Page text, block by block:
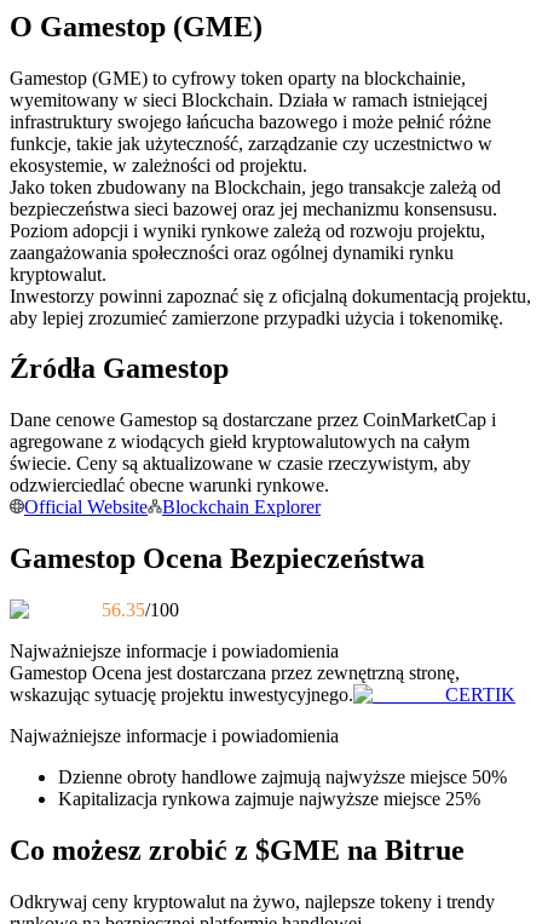
Kopiowanie Transakcji
Dołącz do najlepszych traderów
Zostań traderem kopiującym
Ciesz się podziałem zysków i prowizjami z kopiowania
transakcji
Informacja
Analiza Big Data, w tym informacje handlowe itp.
O Gamestop (GME)
Gamestop (GME) to cyfrowy token oparty na blockchainie,
wyemitowany w sieci Blockchain. Działa w ramach istniejącej
infrastruktury swojego łańcucha bazowego i może pełnić różne
funkcje, takie jak użyteczność, zarządzanie czy uczestnictwo w
ekosystemie, w zależności od projektu.
Jako token zbudowany na Blockchain, jego transakcje zależą od
bezpieczeństwa sieci bazowej oraz jej mechanizmu konsensusu.
Poziom adopcji i wyniki rynkowe zależą od rozwoju projektu,
zaangażowania społeczności oraz ogólnej dynamiki rynku
kryptowalut.
Inwestorzy powinni zapoznać się z oficjalną dokumentacją projektu,
aby lepiej zrozumieć zamierzone przypadki użycia i tokenomikę.
Źródła Gamestop
Dane cenowe Gamestop są dostarczane przez CoinMarketCap i
agregowane z wiodących giełd kryptowalutowych na całym
świecie. Ceny są aktualizowane w czasie rzeczywistym, aby
odzwierciedlać obecne warunki rynkowe.
Official Website
Blockchain Explorer
Gamestop Ocena Bezpieczeństwa
56.35/100
Najważniejsze informacje i powiadomienia
Gamestop Ocena jest dostarczana przez zewnętrzną stronę,
wskazując sytuację projektu inwestycyjnego.
CERTIK
Najważniejsze informacje i powiadomienia
Dzienne obroty handlowe zajmują najwyższe miejsce 50%
Kapitalizacja rynkowa zajmuje najwyższe miejsce 25%
Co możesz zrobić z $GME na Bitrue
Odkrywaj ceny kryptowalut na żywo, najlepsze tokeny i trendy